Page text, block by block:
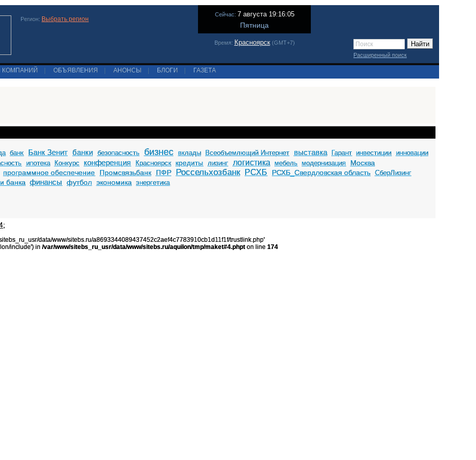
Регион: Выбрать регион
Сейчас: 7 августа 19:16:05
Пятница
Время: Красноярск(GMT+7)
Расширенный поиск
КОМПАНИЙ ОБЪЯВЛЕНИЯ АНОНСЫ БЛОГИ ГАЗЕТА
банк Банк Зенит банки безопасность бизнес вклады Всеобъемлющий Интернет выставка Гарант инвестиции инновации
ипотека Конкурс конференция Красноярск кредиты лизинг логистика мебель модернизация Москва
программное обеспечение Промсвязьбанк ПФР Россельхозбанк РСХБ РСХБ_Свердловская область СберЛизинг
банка финансы футбол экономика энергетика
data/www/sitebs.ru/a8693344089437452c2aef4c7783910cb1d11f1f/trustlink.php'
include') in /var/www/sitebs_ru_usr/data/www/sitebs.ru/aquilon/tmp/maket#4.phpt on line 174